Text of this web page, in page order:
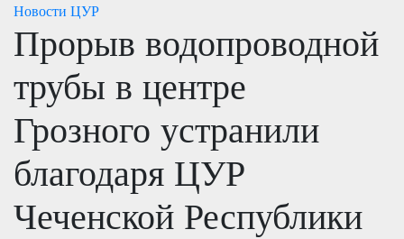
Новости ЦУР
Прорыв водопроводной
трубы в центре
Грозного устранили
благодаря ЦУР
Чеченской Республики